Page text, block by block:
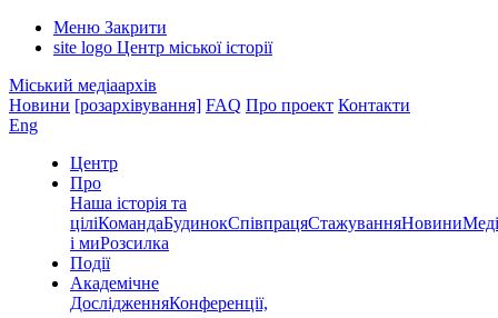
Меню Закрити
site logo Центр міської історії
Міський медіаархів
Новини [розархівування] FAQ Про проект Контакти
Eng
Центр
Про
Наша історія та
ціліКомандаБудинокСпівпрацяСтажуванняНовини
і миРозсилка
Події
Академічне
ДослідженняКонференції,